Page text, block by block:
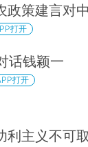
政策建言对
打开
话钱颖一
打开
利主义不可取